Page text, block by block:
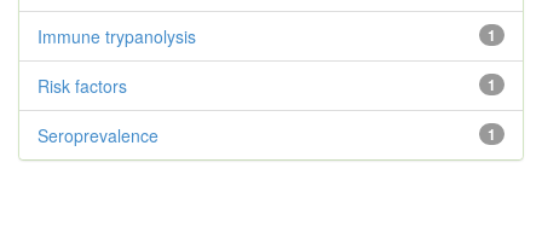
1
Immune trypanolysis
1
Risk factors
1
Seroprevalence